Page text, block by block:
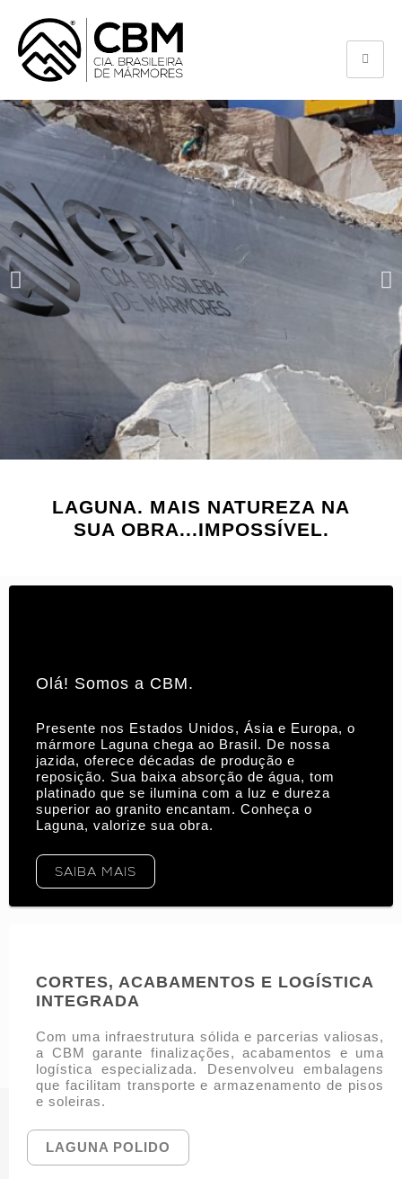
LAGUNA. MAIS NATUREZA NA
SUA OBRA...IMPOSSÍVEL.
CORTES, ACABAMENTOS E LOGÍSTICA
INTEGRADA
Com uma infraestrutura sólida e parcerias valiosas,
a CBM garante finalizações, acabamentos e uma
logística especializada. Desenvolveu embalagens
que facilitam transporte e armazenamento de pisos
e soleiras.
LAGUNA POLIDO
Olá! Somos a CBM.
Presente nos Estados Unidos, Ásia e Europa, o
mármore Laguna chega ao Brasil. De nossa
jazida, oferece décadas de produção e
reposição. Sua baixa absorção de água, tom
platinado que se ilumina com a luz e dureza
superior ao granito encantam. Conheça o
Laguna, valorize sua obra.
SAIBA MAIS